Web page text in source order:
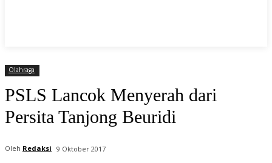
Olahraga
PSLS Lancok Menyerah dari
Persita Tanjong Beuridi
Oleh Redaksi 9 Oktober 2017